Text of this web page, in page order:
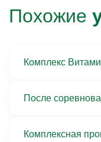
Похожие
Комплекс
После
Комплексная